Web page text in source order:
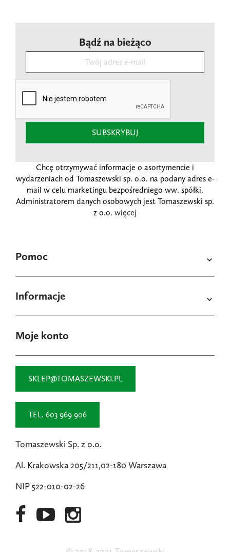
Pomoc 
Informacje 
Bądź na bieżąco
SUBSKRYBUJ
Chcę otrzymywać informacje o asortymencie i
wydarzeniach od Tomaszewski sp. o.o. na podany adres e-
mail w celu marketingu bezpośredniego ww. spółki.
Administratorem danych osobowych jest Tomaszewski sp.
z o.o. więcej
Moje konto
SKLEP@TOMASZEWSKI.PL
TEL. 603 969 906
Tomaszewski Sp. z o.o.
Al. Krakowska 205/211,02-180 Warszawa
NIP 522-010-02-26